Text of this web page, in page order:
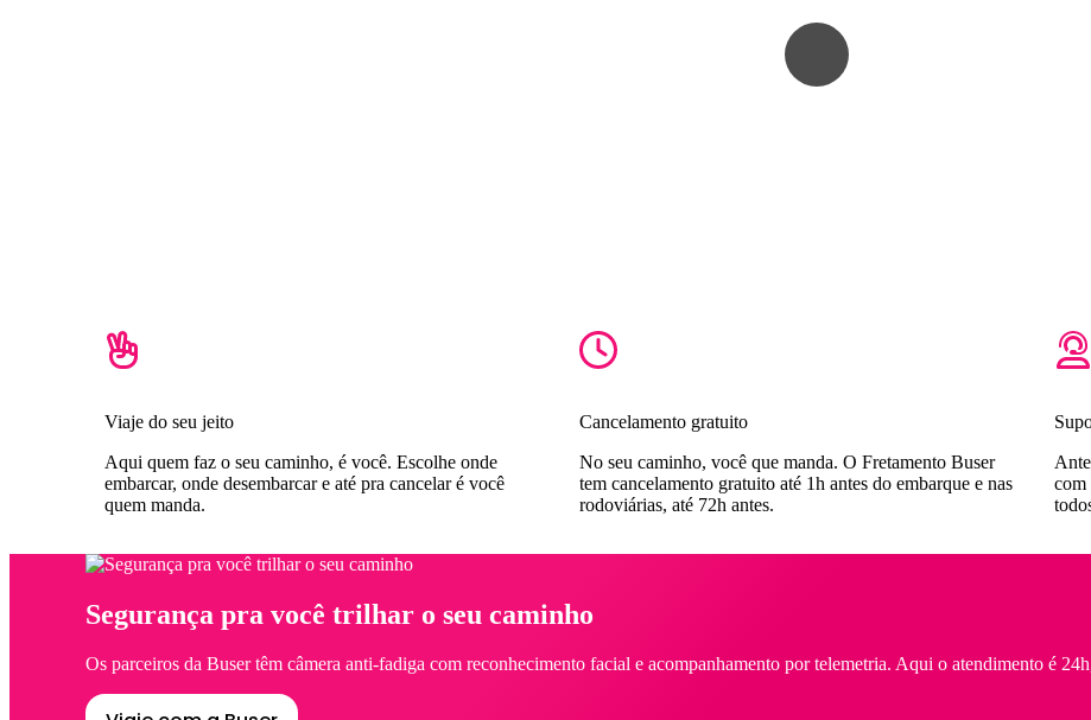
Viaje do seu jeito
Aqui quem faz o seu caminho, é você. Escolhe onde
embarcar, onde desembarcar e até pra cancelar é você
quem manda.
Cancelamento gratuito
No seu caminho, você que manda. O Fretamento Buser
tem cancelamento gratuito até 1h antes do embarque e nas
rodoviárias, até 72h antes.
com
Segurança pra você trilhar o seu caminho
Os parceiros da Buser têm câmera anti-fadiga com reconhecimento facial e acompanhamento por telemetria. Aqui o atendimento é